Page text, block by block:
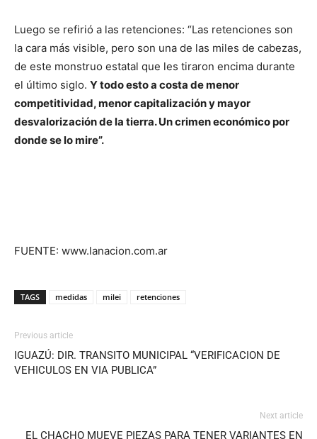
Luego se refirió a las retenciones: “Las retenciones son
la cara más visible, pero son una de las miles de cabezas,
de este monstruo estatal que les tiraron encima durante
el último siglo. Y todo esto a costa de menor
competitividad, menor capitalización y mayor
desvalorización de la tierra. Un crimen económico por
donde se lo mire”.
FUENTE: www.lanacion.com.ar
TAGS medidas milei retenciones
Previous article
IGUAZÚ: DIR. TRANSITO MUNICIPAL “VERIFICACION DE
VEHICULOS EN VIA PUBLICA”
Next article
EL CHACHO MUEVE PIEZAS PARA TENER VARIANTES EN